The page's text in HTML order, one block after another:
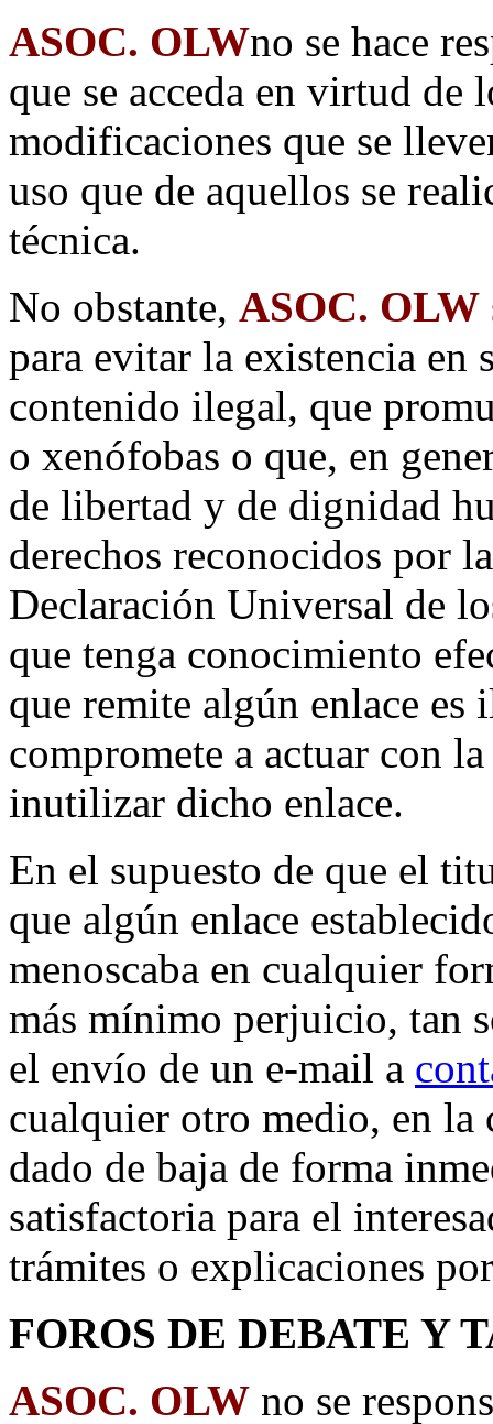
ASOC. OLWno se hace
que se acceda en virtud de
modificaciones que se
uso que de aquellos se
técnica.
No obstante, ASOC. OLW
para evitar la existencia en
contenido ilegal, que
o xenófobas o que, en
de libertad y de dignidad
derechos reconocidos por
Declaración Universal de
que tenga conocimiento
que remite algún enlace
compromete a actuar con
inutilizar dicho enlace.
En el supuesto de que el
que algún enlace
menoscaba en cualquier
más mínimo perjuicio, tan
el envío de un e-mail a
cualquier otro medio, en la
dado de baja de forma
satisfactoria para el
trámites o explicaciones
FOROS DE DEBATE Y
ASOC. OLW no se